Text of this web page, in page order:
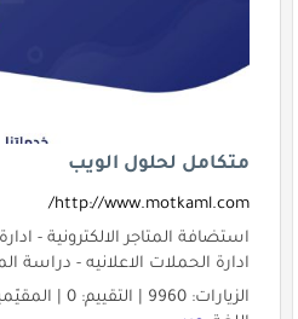
متكامل لحلول الويب
http://www.motkaml.com/
استضافة المتاجر الالكترونية -
ادارة الحملات الاعلانيه - دراسة
الزيارات: 9960 | التقييم: 0 | المقيّمين: 0 | الدولة: